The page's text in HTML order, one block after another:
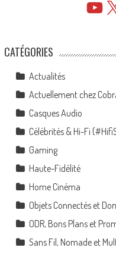
YouTube
CATÉGORIES
Actualités
Actuellement chez
Casques Audio
Célébrités & Hi-Fi
Gaming
Haute-Fidélité
Home Cinéma
Objets Connectés et
ODR, Bons Plans et
Sans Fil, Nomade et